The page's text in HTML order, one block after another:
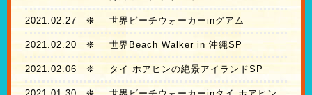
2021.02.27 ❊ 世界ビーチウォーカーinグアム
2021.02.20 ❊ 世界Beach Walker in 沖縄SP
2021.02.06 ❊ タイ ホアヒンの絶景アイランドSP